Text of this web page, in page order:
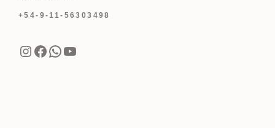
+54-9-11-56303498
Instagram
Facebook
WhatsApp
YouTube